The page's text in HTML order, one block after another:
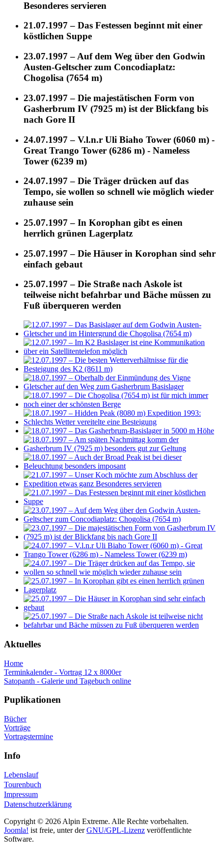
Besonderes servieren
21.07.1997 – Das Festessen beginnt mit einer
köstlichen Suppe
23.07.1997 – Auf dem Weg über den Godwin
Austen-Geltscher zum Concodiaplatz:
Chogolisa (7654 m)
23.07.1997 – Die majestätischen Form von
Gasherbrum IV (7925 m) ist der Blickfang bis
nach Gore II
24.07.1997 – V.l.n.r Uli Biaho Tower (6060 m) -
Great Trango Tower (6286 m) - Nameless
Tower (6239 m)
24.07.1997 – Die Träger drücken auf das
Tempo, sie wollen so schnell wie möglich wieder
zuhause sein
25.07.1997 – In Korophan gibt es einen
herrlich grünen Lagerplatz
25.07.1997 – Die Häuser in Korophan sind sehr
einfach gebaut
25.07.1997 – Die Straße nach Askole ist
teilweise nicht befahrbar und Bäche müssen zu
Fuß überqueren werden
Aktuelles
Home
Terminkalender - Vortrag 12 x 8000er
Satopanth - Galerie und Tagebuch online
Puplikationen
Bücher
Vorträge
Vortragstermine
Info
Lebenslauf
Tourenbuch
Impressum
Datenschutzerklärung
Copyright © 2026 Alpin Extreme. Alle Rechte vorbehalten.
Joomla! ist freie, unter derGNU/GPL-Lizenz veröffentlichte
Software.